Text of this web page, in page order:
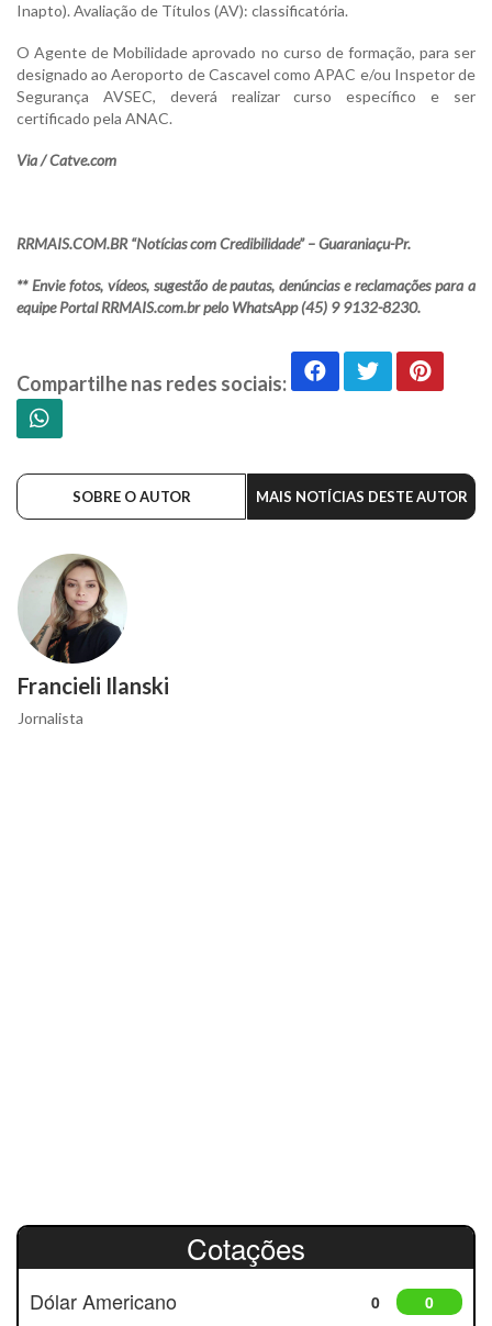
Inapto). Avaliação de Títulos (AV): classificatória.
O Agente de Mobilidade aprovado no curso de formação, para ser
designado ao Aeroporto de Cascavel como APAC e/ou Inspetor de
Segurança AVSEC, deverá realizar curso específico e ser
certificado pela ANAC.
Via / Catve.com
RRMAIS.COM.BR “Notícias com Credibilidade” – Guaraniaçu-Pr.
** Envie fotos, vídeos, sugestão de pautas, denúncias e reclamações para a
equipe Portal RRMAIS.com.br pelo WhatsApp (45) 9 9132-8230.
Compartilhe nas redes sociais:
SOBRE O AUTOR MAIS NOTÍCIAS DESTE AUTOR
Francieli Ilanski
Jornalista
Cotações
Dólar Americano 0 0